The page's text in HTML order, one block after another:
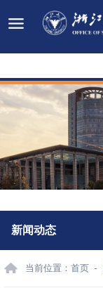
新闻动态
当前位置： 首页